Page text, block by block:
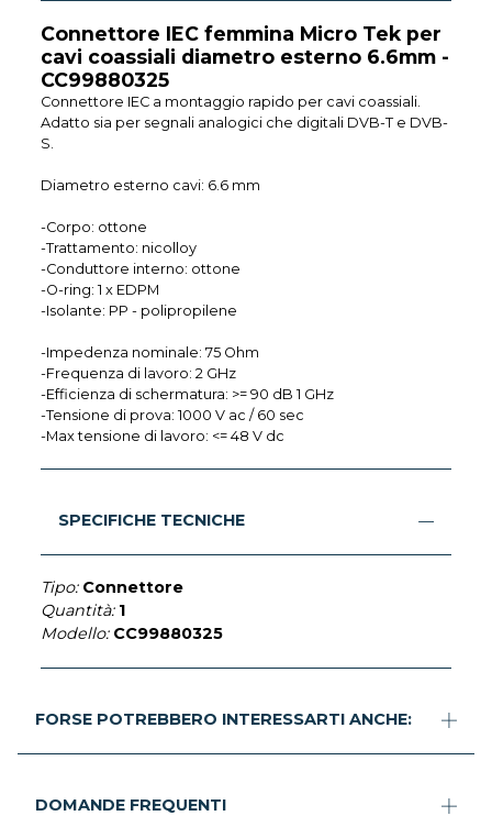
Connettore IEC femmina Micro Tek per
cavi coassiali diametro esterno 6.6mm -
CC99880325
Connettore IEC a montaggio rapido per cavi coassiali.
Adatto sia per segnali analogici che digitali DVB-T e DVB-
S.
Diametro esterno cavi: 6.6 mm
-Corpo: ottone
-Trattamento: nicolloy
-Conduttore interno: ottone
-O-ring: 1 x EDPM
-Isolante: PP - polipropilene
-Impedenza nominale: 75 Ohm
-Frequenza di lavoro: 2 GHz
-Efficienza di schermatura: >= 90 dB 1 GHz
-Tensione di prova: 1000 V ac / 60 sec
-Max tensione di lavoro: <= 48 V dc
SPECIFICHE TECNICHE
Tipo: Connettore
Quantità: 1
Modello: CC99880325
FORSE POTREBBERO INTERESSARTI ANCHE:
DOMANDE FREQUENTI